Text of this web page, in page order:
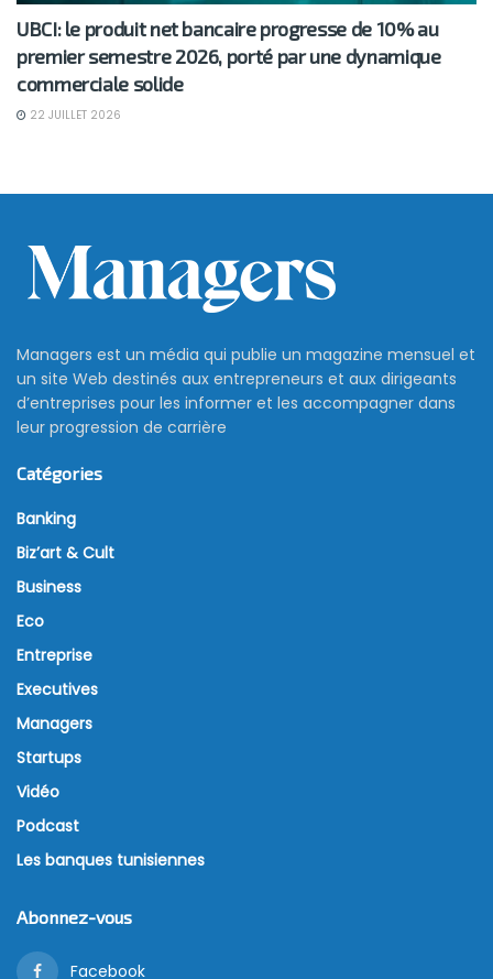
UBCI: le produit net bancaire progresse de 10% au
premier semestre 2026, porté par une dynamique
commerciale solide
22 JUILLET 2026
Managers est un média qui publie un magazine mensuel et
un site Web destinés aux entrepreneurs et aux dirigeants
d’entreprises pour les informer et les accompagner dans
leur progression de carrière
Catégories
Banking
Biz’art & Cult
Business
Eco
Entreprise
Executives
Managers
Startups
Vidéo
Podcast
Les banques tunisiennes
Abonnez-vous
Facebook